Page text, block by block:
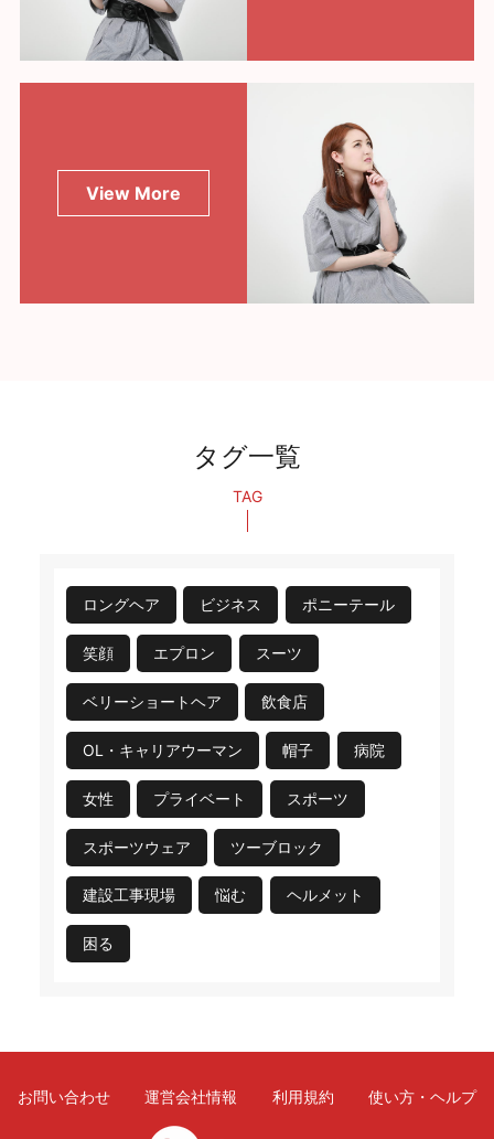
View More
タグ一覧
TAG
ロングヘア ビジネス ポニーテール
笑顔 エプロン スーツ
ベリーショートヘア 飲食店
OL・キャリアウーマン 帽子 病院
女性 プライベート スポーツ
スポーツウェア ツーブロック
建設工事現場 悩む ヘルメット
困る
お問い合わせ 運営会社情報 利用規約 使い方・ヘルプ